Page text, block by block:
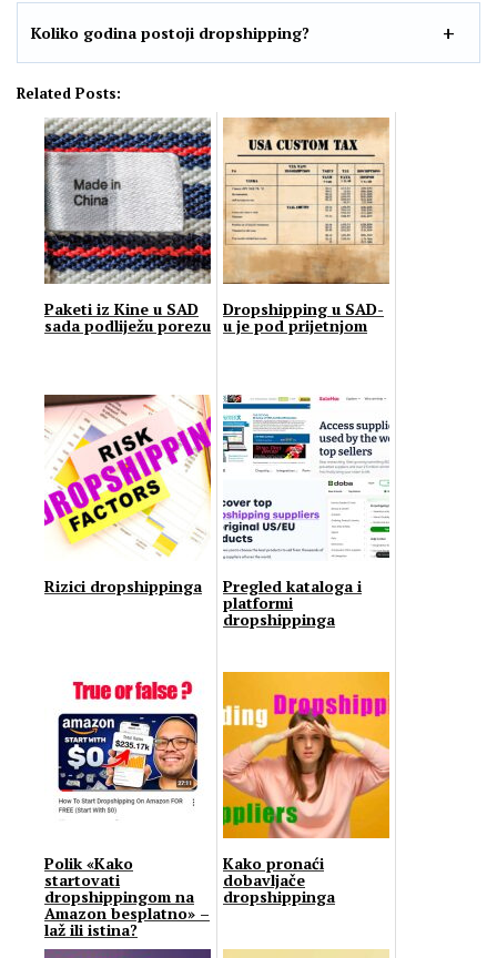
Koliko godina postoji dropshipping?
Related Posts:
Paketi iz Kine u SAD
sada podliježu porezu
Dropshipping u SAD-
u je pod prijetnjom
Rizici dropshippinga Pregled kataloga i
platformi
dropshippinga
Рolik «Kako
startovati
dropshippingom na
Amazon besplatno» –
laž ili istina?
Kako pronaći
dobavljače
dropshippinga